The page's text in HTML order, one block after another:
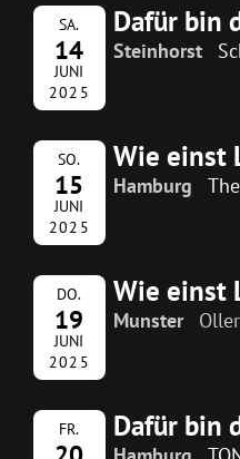
SA.
14
JUNI
2025
Dafür bin
Steinhorst
SO.
15
JUNI
2025
Wie einst
Hamburg
DO.
19
JUNI
2025
Wie einst
Munster
FR. Dafür bin